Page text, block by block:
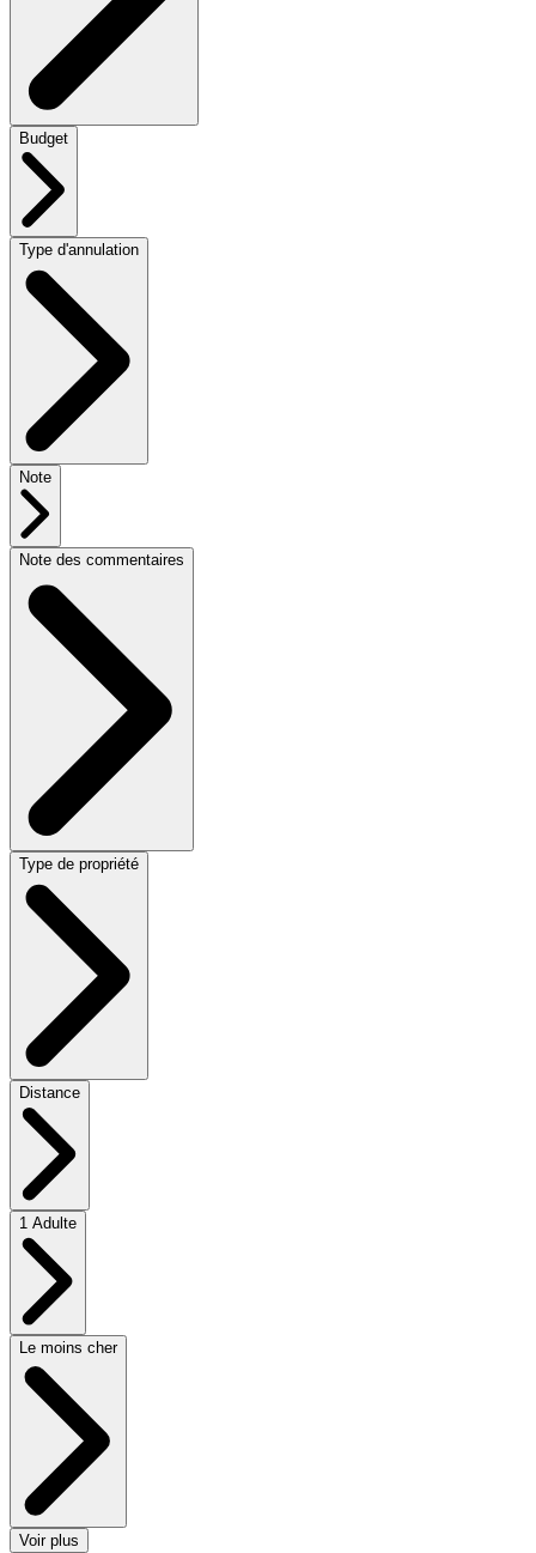
Budget
Type d'annulation
Note
Note des commentaires
Type de propriété
Distance
1 Adulte
Le moins cher
Voir plus